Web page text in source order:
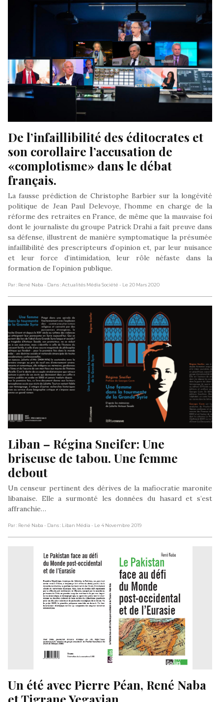
De l’infaillibilité des éditocrates et
son corollaire l’accusation de
«complotisme» dans le débat
français.
La fausse prédiction de Christophe Barbier sur la longévité
politique de Jean Paul Delevoye, l’homme en charge de la
réforme des retraites en France, de même que la mauvaise foi
dont le journaliste du groupe Patrick Drahi a fait preuve dans
sa défense, illustrent de manière symptomatique la présumée
infaillibilité des prescripteurs d’opinion et, par leur nuisance
et leur force d’intimidation, leur rôle néfaste dans la
formation de l’opinion publique.
Par : René Naba - Dans : Actualités Média Société - Le 20 Mars 2020
Liban – Régina Sneifer: Une
briseuse de tabou. Une femme
debout
Un censeur pertinent des dérives de la mafiocratie maronite
libanaise. Elle a surmonté les données du hasard et s’est
affranchie…
Par : René Naba - Dans : Liban Média - Le 4 Novembre 2019
Un été avec Pierre Péan, René Naba
et Tigrane Yegavian